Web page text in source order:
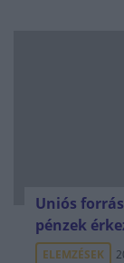
Uniós
pénzek
ELEMZÉSEK